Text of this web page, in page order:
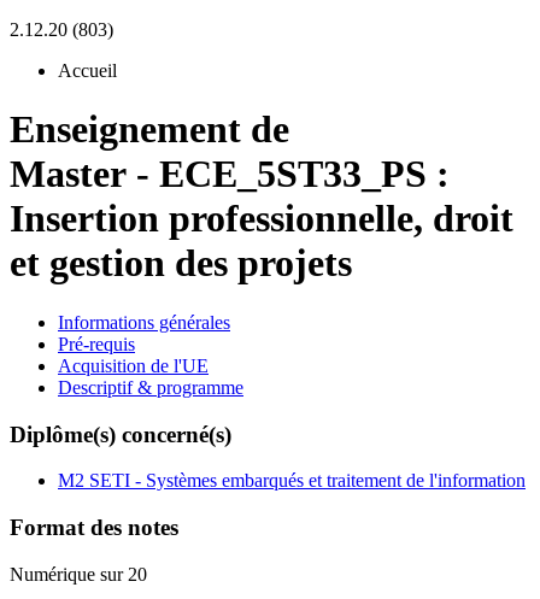
2.12.20 (803)
Accueil
Enseignement de
Master - ECE_5ST33_PS :
Insertion professionnelle, droit
et gestion des projets
Informations générales
Pré-requis
Acquisition de l'UE
Descriptif & programme
Diplôme(s) concerné(s)
M2 SETI - Systèmes embarqués et traitement de l'information
Format des notes
Numérique sur 20